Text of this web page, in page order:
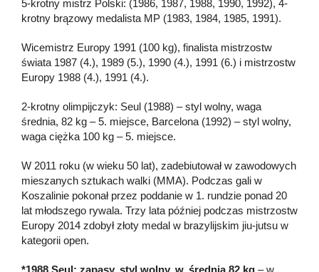
5-krotny mistrz Polski: (1986, 1987, 1988, 1990, 1992), 4-
krotny brązowy medalista MP (1983, 1984, 1985, 1991).
Wicemistrz Europy 1991 (100 kg), finalista mistrzostw
świata 1987 (4.), 1989 (5.), 1990 (4.), 1991 (6.) i mistrzostw
Europy 1988 (4.), 1991 (4.).
2-krotny olimpijczyk: Seul (1988) – styl wolny, waga
średnia, 82 kg – 5. miejsce, Barcelona (1992) – styl wolny,
waga ciężka 100 kg – 5. miejsce.
W 2011 roku (w wieku 50 lat), zadebiutował w zawodowych
mieszanych sztukach walki (MMA). Podczas gali w
Koszalinie pokonał przez poddanie w 1. rundzie ponad 20
lat młodszego rywala. Trzy lata później podczas mistrzostw
Europy 2014 zdobył złoty medal w brazylijskim jiu-jutsu w
kategorii open.
*1988 Seul: zapasy, styl wolny, w. średnia 82 kg – w